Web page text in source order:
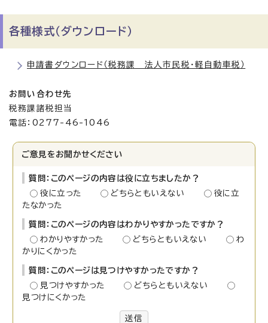
各種様式（ダウンロード）
申請書ダウンロード（税務課 法人市民税・軽自動車税）
お問い合わせ先
税務課諸税担当
電話：0277-46-1046
ご意見をお聞かせください
質問：このページの内容は役に立ちましたか？
役に立った
どちらともいえない
役に立
たなかった
質問：このページの内容はわかりやすかったですか？
わかりやすかった
どちらともいえない
わ
かりにくかった
質問：このページは見つけやすかったですか？
見つけやすかった
どちらともいえない
見つけにくかった
送信